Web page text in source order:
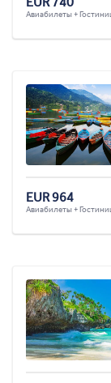
Авиабилеты +
EUR 964
Авиабилеты +